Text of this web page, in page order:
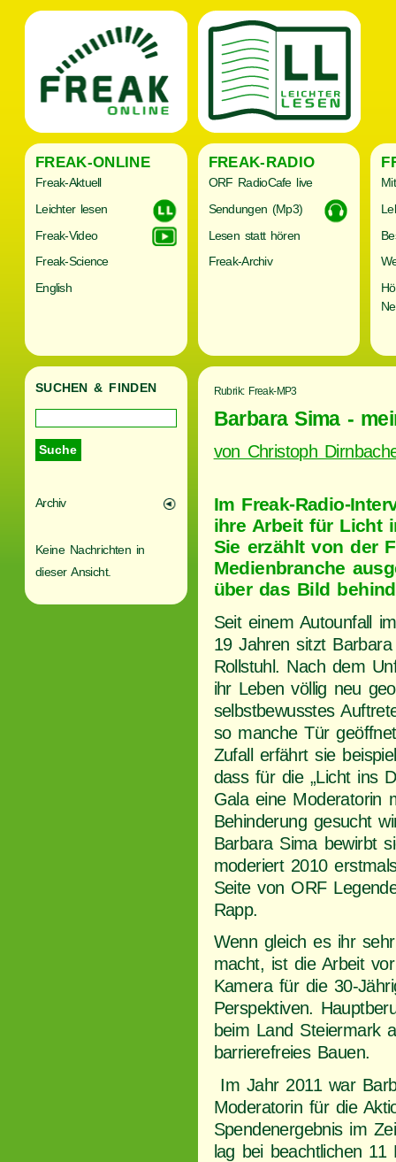
FREAK-ONLINE
Freak-Aktuell
Leichter lesen
Freak-Video
Freak-Science
English
FREAK-RADIO
ORF RadioCafe live
Sendungen (Mp3)
Lesen statt hören
Freak-Archiv
SUCHEN & FINDEN
Archiv
Keine Nachrichten in
dieser Ansicht.
Rubrik: Freak-MP3
Barbara Sima -
von Christoph
Im Freak-Radio-
ihre Arbeit für Licht
Sie erzählt von der
Medienbranche
über das Bild
Seit einem Autounfall
19 Jahren sitzt
Rollstuhl. Nach dem
ihr Leben völlig neu
selbstbewusstes
so manche Tür
Zufall erfährt sie
dass für die „Licht ins
Gala eine Moderatorin
Behinderung gesucht
Barbara Sima bewirbt
moderiert 2010
Seite von ORF
Rapp.
Wenn gleich es ihr
macht, ist die Arbeit
Kamera für die 30-
Perspektiven.
beim Land Steiermark
barrierefreies Bauen.
Im Jahr 2011 war
Moderatorin für die
Spendenergebnis im
lag bei beachtlichen